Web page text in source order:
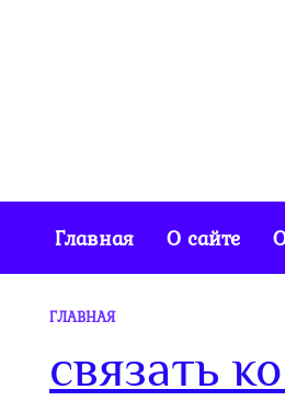
Главная О сайте
ГЛАВНАЯ
связать